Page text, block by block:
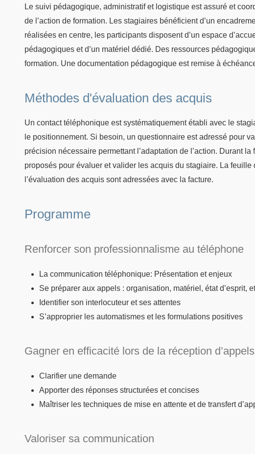
Le suivi pédagogique, administratif et logistique est assuré et
de l’action de formation. Les stagiaires bénéficient d’un
réalisées en centre, les participants disposent d’un espace
pédagogiques et d’un matériel dédié. Des ressources
formation. Une documentation pédagogique est remise à
Méthodes d'évaluation des acquis
Un contact téléphonique est systématiquement établi avec le
le positionnement. Si besoin, un questionnaire est adressé pour
précision nécessaire permettant l’adaptation de l’action. Durant
proposés pour évaluer et valider les acquis du stagiaire. La
l’évaluation des acquis sont adressées avec la facture.
Programme
Renforcer son professionnalisme au téléphone
La communication téléphonique: Présentation et enjeux
Se préparer aux appels : organisation, matériel, état d’esprit,
Identifier son interlocuteur et ses attentes
S’approprier les automatismes et les formulations positives
Gagner en efficacité lors de la réception d’appels
Clarifier une demande
Apporter des réponses structurées et concises
Maîtriser les techniques de mise en attente et de transfert
Valoriser sa communication